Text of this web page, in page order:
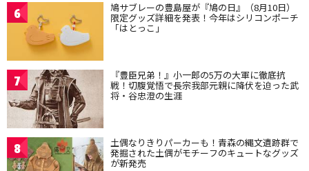
6 鳩サブレーの豊島屋が『鳩の日』（8月10日）
限定グッズ詳細を発表！今年はシリコンポーチ
「はとっこ」
7 『豊臣兄弟！』小一郎の5万の大軍に徹底抗
戦！切腹覚悟で長宗我部元親に降伏を迫った武
将・谷忠澄の生涯
8 土偶なりきりパーカーも！青森の縄文遺跡群で
発掘された土偶がモチーフのキュートなグッズ
が新発売